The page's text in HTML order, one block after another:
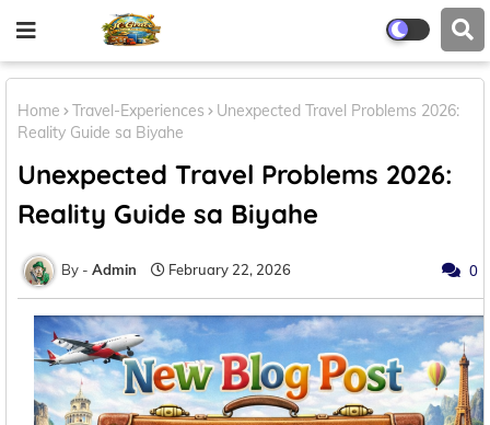
Home Travel-Experiences
Unexpected Travel Problems 2026:
Reality Guide sa Biyahe
Unexpected Travel Problems 2026:
Reality Guide sa Biyahe
Admin February 22, 2026 0